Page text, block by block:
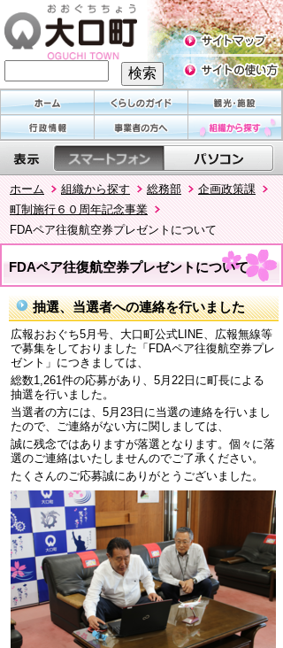
ホーム 組織から探す 総務部
企画政策課
町制施行６０周年記念事業
FDAペア往復航空券プレゼントについて
FDAペア往復航空券プレゼントについて
抽選、当選者への連絡を行いました
広報おおぐち5月号、大口町公式LINE、広報無線等
で募集をしておりました「FDAペア往復航空券プレ
ゼント」につきましては、
総数1,261件の応募があり、5月22日に町長による
抽選を行いました。
当選者の方には、5月23日に当選の連絡を行いまし
たので、ご連絡がない方に関しましては、
誠に残念ではありますが落選となります。個々に落
選のご連絡はいたしませんのでご了承ください。
たくさんのご応募誠にありがとうございました。